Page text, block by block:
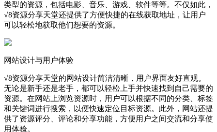
类型的资源，包括电影、音乐、游戏、软件等等。不仅如此，
√8资源分享天堂还提供了方便快捷的在线获取地址，让用户
可以轻松地获取他们想要的资源。
网站设计与用户体验
√8资源分享天堂的网站设计简洁清晰，用户界面友好直观。
无论是新手还是老手，都可以轻松上手并快速找到自己需要的
资源。在网站上浏览资源时，用户可以根据不同的分类、标签
和关键词进行搜索，以便快速定位目标资源。此外，网站还提
供了资源评分、评论和分享功能，方便用户之间交流和分享使
用体验。